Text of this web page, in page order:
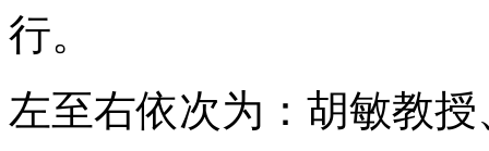
行。
左至右依次为：胡敏教